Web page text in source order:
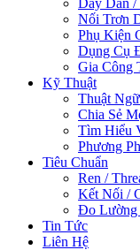
Dây Dẫn /
Nối Trơn
Phụ Kiện
Dụng Cụ
Gia Công
Kỹ Thuật
Thuật
Chia Sẻ
Tìm Hiểu
Phương
Tiêu Chuẩn
Ren /
Kết Nối /
Đo Lường
Tin Tức
Liên Hệ